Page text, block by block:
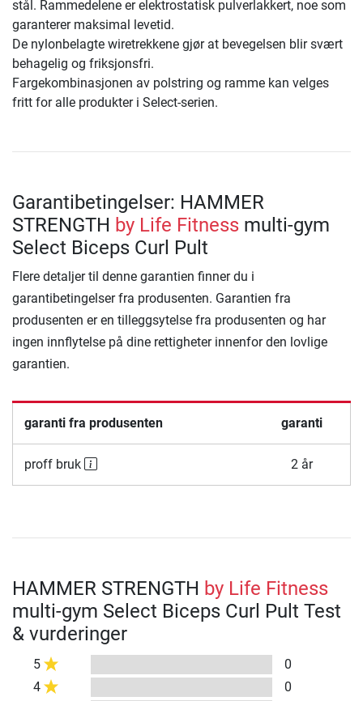
stål. Rammedelene er elektrostatisk pulverlakkert, noe som
garanterer maksimal levetid.
De nylonbelagte wiretrekkene gjør at bevegelsen blir svært
behagelig og friksjonsfri.
Fargekombinasjonen av polstring og ramme kan velges
fritt for alle produkter i Select-serien.
Garantibetingelser: HAMMER
STRENGTH by Life Fitness multi-gym
Select Biceps Curl Pult
Flere detaljer til denne garantien finner du i
garantibetingelser fra produsenten. Garantien fra
produsenten er en tilleggsytelse fra produsenten og har
ingen innflytelse på dine rettigheter innenfor den lovlige
garantien.
garanti fra produsenten garanti
proff bruk 2 år
HAMMER STRENGTH by Life Fitness
multi-gym Select Biceps Curl Pult Test
& vurderinger
5
0
4
0